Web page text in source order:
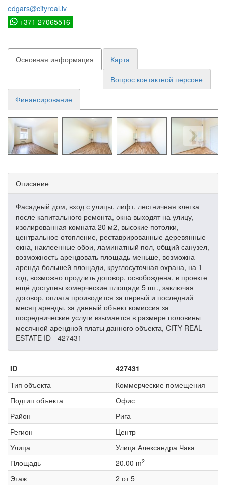
edgars@cityreal.lv
+371 27065516
Основная информация
Карта
Вопрос контактной персоне
Финансирование
Описание
Фасадный дом, вход с улицы, лифт, лестничная клетка
после капитального ремонта, окна выходят на улицу,
изолированная комната 20 м2, высокие потолки,
центральное отопление, реставрированные деревянные
окна, наклеенные обои, ламинатный пол, oбщий санузел,
возможность арендовать площадь меньше, возможна
аренда большей площади, круглосуточная охрана, на 1
год, возможно продлить договор, освобождена, в проекте
ещё доступны комерческие площади 5 шт., заключая
договор, оплата проиводится за первый и последний
месяц аренды, за данный объект комиссия за
посреднические услуги взымается в размере половины
месячной арендной платы данного объекта, CITY REAL
ESTATE ID - 427431
ID
427431
Тип объекта
Коммерческие помещения
Подтип объекта
Офис
Район
Рига
Регион
Центр
Улица
Улица Александра Чака
Площадь
20.00 m2
Этаж
2 от 5